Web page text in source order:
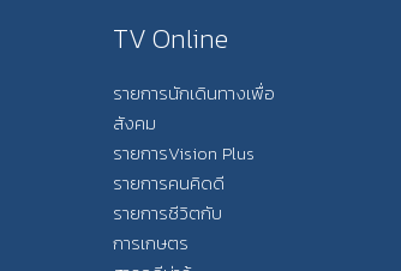
TV Online
รายการนักเดินทางเพื่อ
สังคม
รายการVision Plus
รายการคนคิดดี
รายการชีวิตกับ
การเกษตร